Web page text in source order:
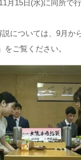
月15日(水)に同所で行
については、9月か
」をご覧ください。